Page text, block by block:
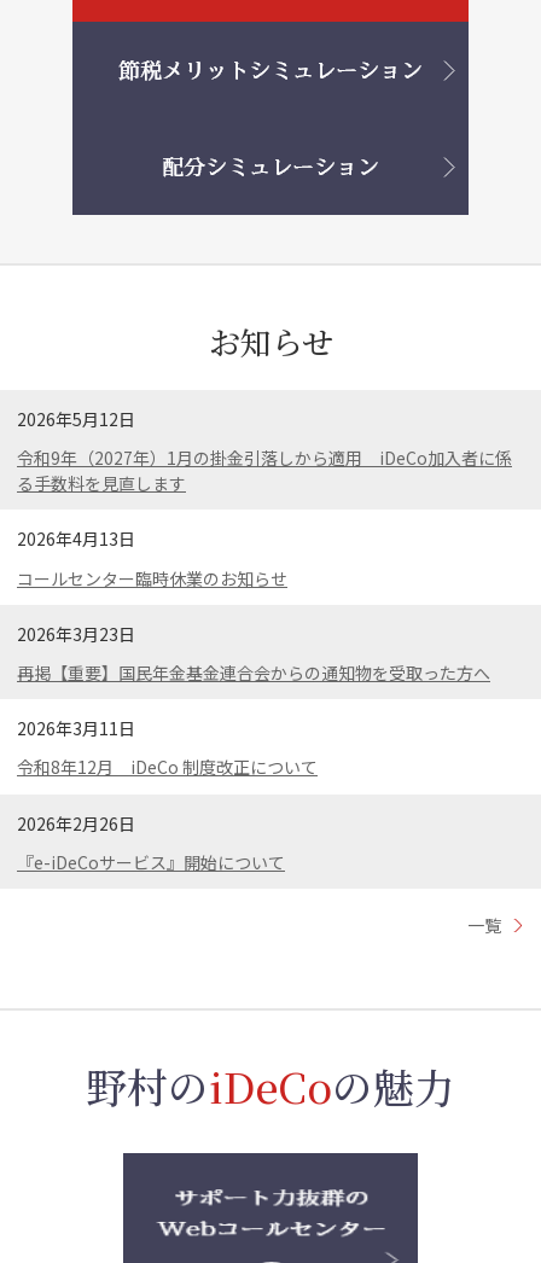
お知らせ
2026年5月12日
令和9年（2027年）1月の掛金引落しから適用 iDeCo加入者に係
る手数料を見直します
2026年4月13日
コールセンター臨時休業のお知らせ
2026年3月23日
再掲【重要】国民年金基金連合会からの通知物を受取った方へ
2026年3月11日
令和8年12月 iDeCo 制度改正について
2026年2月26日
『e-iDeCoサービス』開始について
一覧
野村のiDeCoの魅力